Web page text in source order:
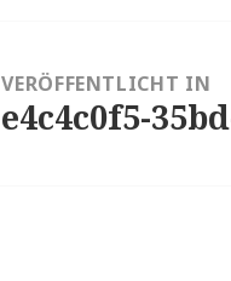
VERÖFFENTLICHT IN
e4c4c0f5-